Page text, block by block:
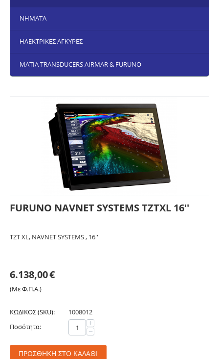
ΝΗΜΑΤΑ
ΗΛΕΚΤΡΙΚΕΣ ΑΓΚΥΡΕΣ
ΜΑΤΙΑ TRANSDUCERS AIRMAR & FURUNO
FURUNO NAVNET SYSTEMS TZTXL 16''
TZT XL, NAVNET SYSTEMS , 16''
6.138,00€
(Με Φ.Π.Α.)
ΚΩΔΙΚΟΣ (SKU):
1008012
Ποσότητα:
+
−
ΠΡΟΣΘΉΚΗ ΣΤΟ ΚΑΛΆΘΙ